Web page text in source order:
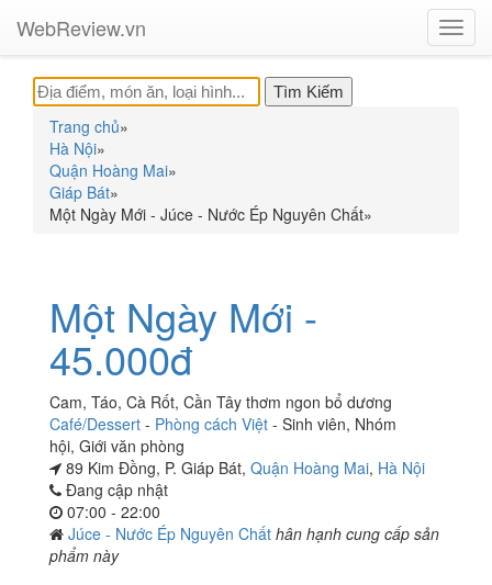
WebReview.vn
Trang chủ»
Hà Nội»
Quận Hoàng Mai»
Giáp Bát»
Một Ngày Mới - Júce - Nước Ép Nguyên Chất»
Một Ngày Mới -
45.000đ
Cam, Táo, Cà Rốt, Cần Tây thơm ngon bổ dương
Café/Dessert - Phòng cách Việt - Sinh viên, Nhóm
hội, Giới văn phòng
89 Kim Đồng, P. Giáp Bát, Quận Hoàng Mai, Hà Nội
Đang cập nhật
07:00 - 22:00
Júce - Nước Ép Nguyên Chất hân hạnh cung cấp sản
phẩm này